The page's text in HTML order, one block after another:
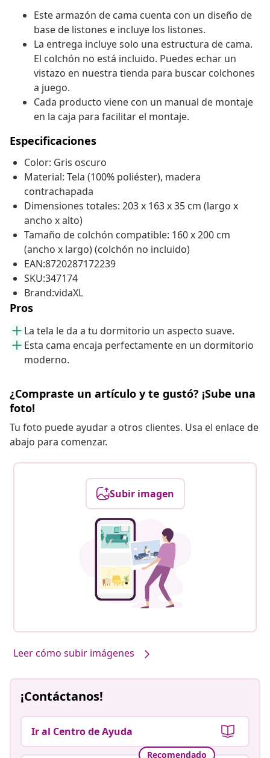
Este armazón de cama cuenta con un diseño de
base de listones e incluye los listones.
La entrega incluye solo una estructura de cama.
El colchón no está incluido. Puedes echar un
vistazo en nuestra tienda para buscar colchones
a juego.
Cada producto viene con un manual de montaje
en la caja para facilitar el montaje.
Especificaciones
Color: Gris oscuro
Material: Tela (100% poliéster), madera
contrachapada
Dimensiones totales: 203 x 163 x 35 cm (largo x
ancho x alto)
Tamaño de colchón compatible: 160 x 200 cm
(ancho x largo) (colchón no incluido)
EAN:8720287172239
SKU:347174
Brand:vidaXL
Pros
La tela le da a tu dormitorio un aspecto suave.
Esta cama encaja perfectamente en un dormitorio
moderno.
¿Compraste un artículo y te gustó? ¡Sube una
foto!
Tu foto puede ayudar a otros clientes. Usa el enlace de
abajo para comenzar.
Subir imagen
Leer cómo subir imágenes
¡Contáctanos!
Ir al Centro de Ayuda
Recomendado